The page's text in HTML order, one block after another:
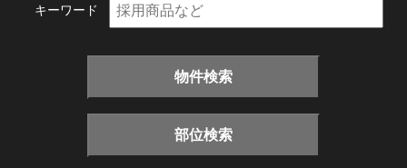
キーワード
物件検索
部位検索